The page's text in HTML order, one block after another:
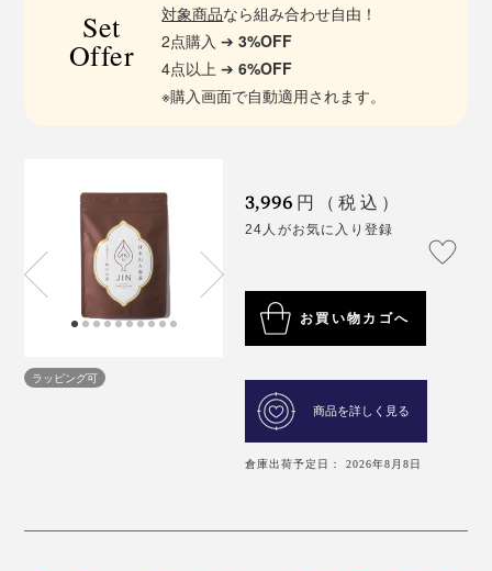
Set
Offer
対象商品なら組み合わせ自由！
2点購入 ➔3%OFF
4点以上 ➔6%OFF
※購入画面で自動適用されます。
ラッピング可
3,996 円（税込）
24人がお気に入り登録
お買い物カゴへ
商品を詳しく見る
倉庫出荷予定日： 2026年8月8日